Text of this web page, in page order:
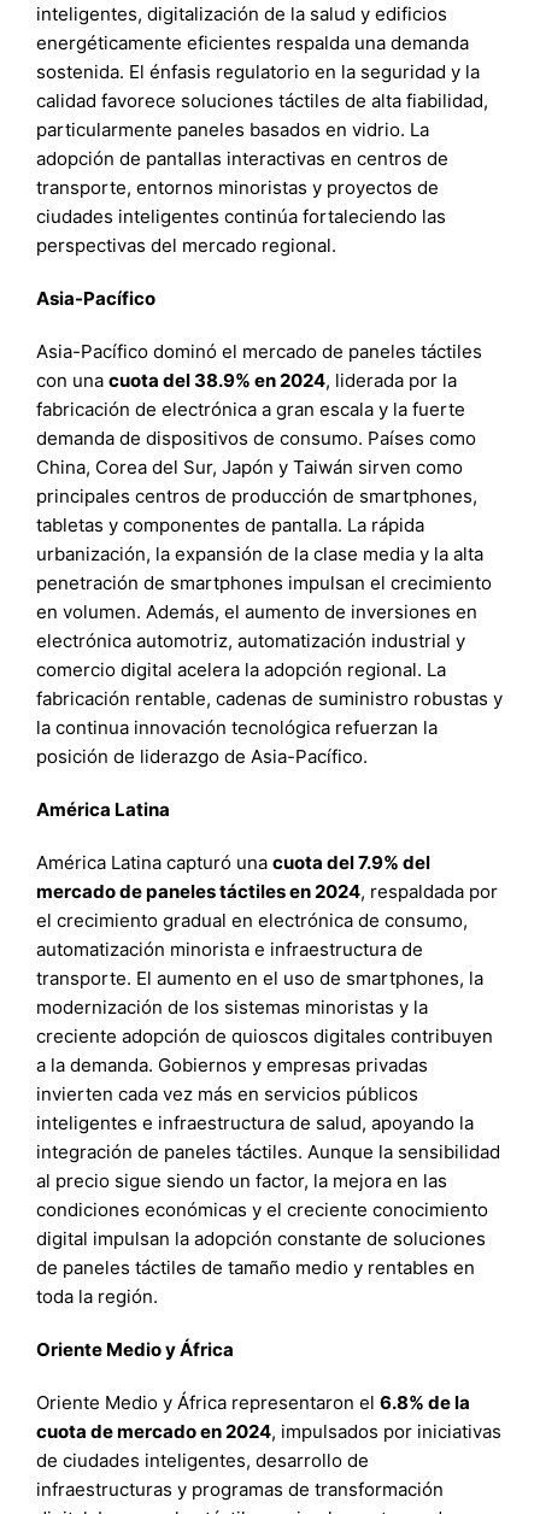
inteligentes, digitalización de la salud y edificios
energéticamente eficientes respalda una demanda
sostenida. El énfasis regulatorio en la seguridad y la
calidad favorece soluciones táctiles de alta fiabilidad,
particularmente paneles basados en vidrio. La
adopción de pantallas interactivas en centros de
transporte, entornos minoristas y proyectos de
ciudades inteligentes continúa fortaleciendo las
perspectivas del mercado regional.
Asia-Pacífico
Asia-Pacífico dominó el mercado de paneles táctiles
con unacuota del 38.9% en 2024, liderada por la
fabricación de electrónica a gran escala y la fuerte
demanda de dispositivos de consumo. Países como
China, Corea del Sur, Japón y Taiwán sirven como
principales centros de producción de smartphones,
tabletas y componentes de pantalla. La rápida
urbanización, la expansión de la clase media y la alta
penetración de smartphones impulsan el crecimiento
en volumen. Además, el aumento de inversiones en
electrónica automotriz, automatización industrial y
comercio digital acelera la adopción regional. La
fabricación rentable, cadenas de suministro robustas y
la continua innovación tecnológica refuerzan la
posición de liderazgo de Asia-Pacífico.
América Latina
América Latina capturó unacuota del 7.9% del
mercado de paneles táctiles en 2024, respaldada por
el crecimiento gradual en electrónica de consumo,
automatización minorista e infraestructura de
transporte. El aumento en el uso de smartphones, la
modernización de los sistemas minoristas y la
creciente adopción de quioscos digitales contribuyen
a la demanda. Gobiernos y empresas privadas
invierten cada vez más en servicios públicos
inteligentes e infraestructura de salud, apoyando la
integración de paneles táctiles. Aunque la sensibilidad
al precio sigue siendo un factor, la mejora en las
condiciones económicas y el creciente conocimiento
digital impulsan la adopción constante de soluciones
de paneles táctiles de tamaño medio y rentables en
toda la región.
Oriente Medio y África
Oriente Medio y África representaron el6.8% de la
cuota de mercado en 2024, impulsados por iniciativas
de ciudades inteligentes, desarrollo de
infraestructuras y programas de transformación